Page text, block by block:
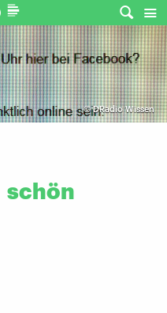
©DRadio Wissen
schön